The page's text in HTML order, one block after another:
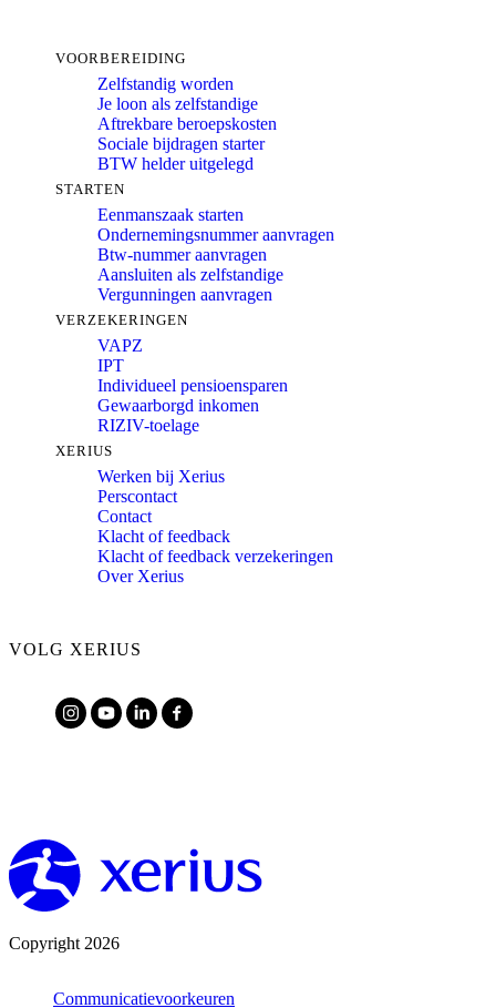
VOORBEREIDING
Zelfstandig worden
Je loon als zelfstandige
Aftrekbare beroepskosten
Sociale bijdragen starter
BTW helder uitgelegd
STARTEN
Eenmanszaak starten
Ondernemingsnummer aanvragen
Btw-nummer aanvragen
Aansluiten als zelfstandige
Vergunningen aanvragen
VERZEKERINGEN
VAPZ
IPT
Individueel pensioensparen
Gewaarborgd inkomen
RIZIV-toelage
XERIUS
Werken bij Xerius
Perscontact
Contact
Klacht of feedback
Klacht of feedback verzekeringen
Over Xerius
VOLG XERIUS
Copyright 2026
Communicatievoorkeuren